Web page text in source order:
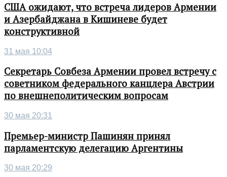
США ожидают, что встреча лидеров Армении
и Азербайджана в Кишиневе будет
конструктивной
31 мая 10:04
Секретарь Совбеза Армении провел встречу с
советником федерального канцлера Австрии
по внешнеполитическим вопросам
30 мая 20:31
Премьер-министр Пашинян принял
парламентскую делегацию Аргентины
30 мая 20:29